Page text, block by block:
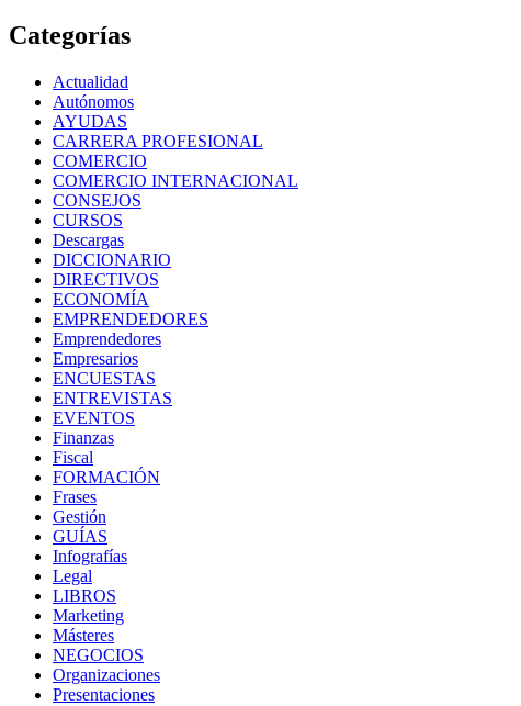
Categorías
Actualidad
Autónomos
AYUDAS
CARRERA PROFESIONAL
COMERCIO
COMERCIO INTERNACIONAL
CONSEJOS
CURSOS
Descargas
DICCIONARIO
DIRECTIVOS
ECONOMÍA
EMPRENDEDORES
Emprendedores
Empresarios
ENCUESTAS
ENTREVISTAS
EVENTOS
Finanzas
Fiscal
FORMACIÓN
Frases
Gestión
GUÍAS
Infografías
Legal
LIBROS
Marketing
Másteres
NEGOCIOS
Organizaciones
Presentaciones